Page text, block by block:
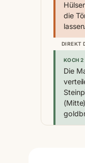
die
lassen.
DIREKT
KOCH 2
Die